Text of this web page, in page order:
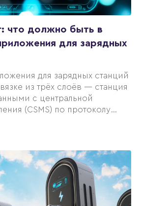
что должно быть в
для зарядных
для зарядных станций
из трёх слоёв — станция
с центральной
(CSMS) по протоколу
и формирует биллинг